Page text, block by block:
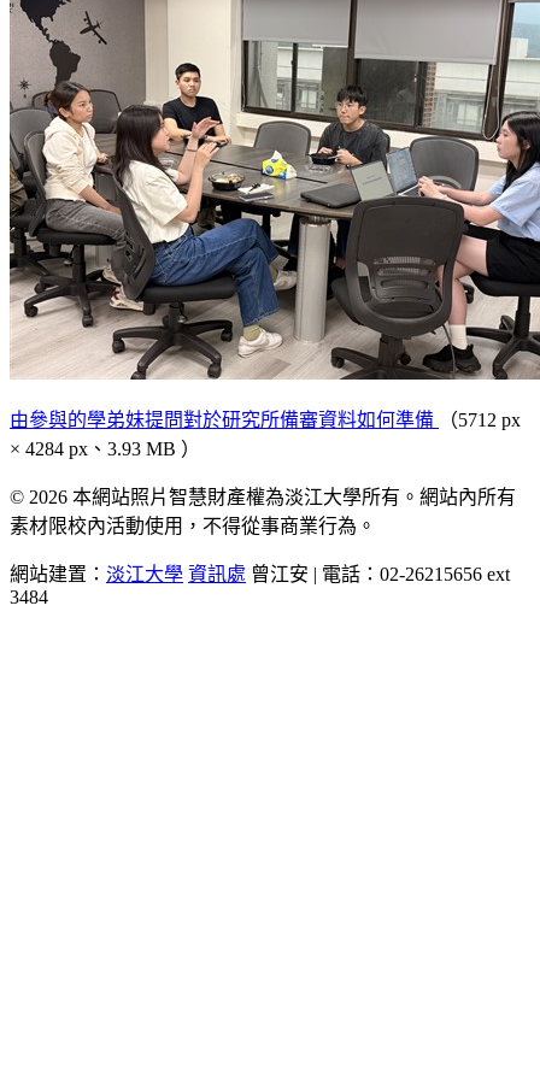
由參與的學弟妹提問對於研究所備審資料如何準備
（5712 px
× 4284 px、3.93 MB ）
© 2026 本網站照片智慧財產權為淡江大學所有。網站內所有
素材限校內活動使用，不得從事商業行為。
網站建置： 淡江大學 資訊處 曾江安 | 電話：02-26215656 ext
3484